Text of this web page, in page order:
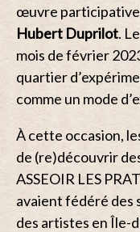
œuvre participative
Hubert Duprilot.
mois de février
quartier
comme un mode
À cette occasion,
de (re)découvrir
ASSEOIR LES
avaient fédéré des
des artistes en Île-